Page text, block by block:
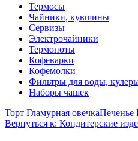
Термосы
Чайники, кувшины
Сервизы
Электрочайники
Термопоты
Кофеварки
Кофемолки
Фильтры для воды,
Наборы чашек
Торт Гламурная овечкаПеченье
Вернуться к: Кондитерские